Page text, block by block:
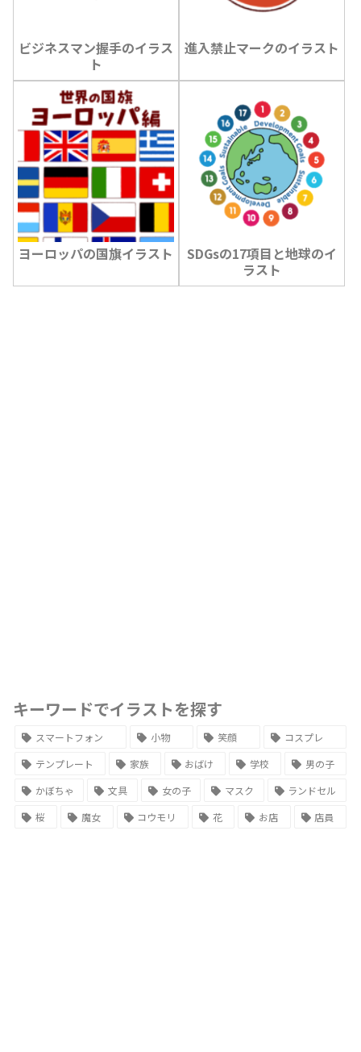
ビジネスマン握手のイラス
ト
進入禁止マークのイラスト
ヨーロッパの国旗イラスト
SDGsの17項目と地球のイ
ラスト
キーワードでイラストを探す
スマートフォン 小物 笑顔
コスプレ
テンプレート
家族 おばけ 学校
男の子
かぼちゃ
文具 女の子 マスク
ランドセル
桜
魔女 コウモリ 花 お店 店員